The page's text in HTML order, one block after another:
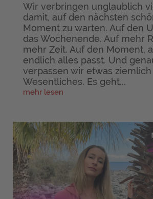
Wir verbringen unglaublich
damit, auf den nächsten
Moment zu warten. Auf den
das Wochenende. Auf mehr
mehr Zeit. Auf den Moment,
endlich alles passt. Und
verpassen wir etwas ziemlich
Wesentliches. Es geht...
mehr lesen